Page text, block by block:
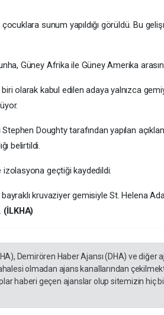
sunum yapıldığı görüldü. Bu
Güney Afrika ile Güney Amerika
olarak kabul edilen adaya yalnızca
Stephen Doughty tarafından yapılan
belirtildi.
izolasyona geçtiği kaydedildi.
kruvaziyer gemisiyle St. Helena
(İLKHA)
Demirören Haber Ajansı (DHA) ve diğer
olmadan ajans kanallarından
haberi geçen ajanslar olup sitemizin hiç